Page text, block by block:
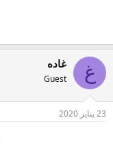
غ غاده
Guest
23 يناير 2020